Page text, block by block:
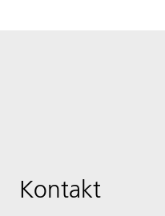
Kontakt